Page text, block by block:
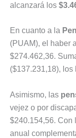
alcanzará los
En cuanto a la
(PUAM), el haber
$274.462,36.
($137.231,18),
Asimismo, las
vejez o por
$240.154,56. Con
anual